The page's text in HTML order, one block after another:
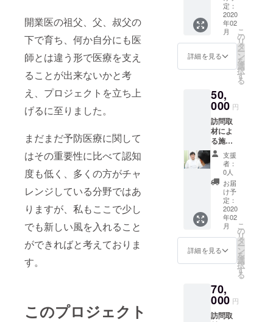
開業医の祖父、父、叔父の
下で育ち、何か自分にも医
師とは違う形で医療を支え
ることが出来ないかと考
え、プロジェクトを立ち上
げるに至りました。
まだまだ予防医療に関して
はその重要性に比べて認知
度も低く、多くの方がチャ
レンジしている分野ではあ
りますが、私もここで少し
でも新しい風を入れること
ができればと考えておりま
す。
このプロジェクト
い頂け
るマグ
カップ
をお届
けさせ
ていた
はイ
メージ
とな
り、お
届けす
るデザ
インと
は異な
りま
す。 お
気持ち
ばかり
の品に
はなり
ます
が、是
非お使
く思い
ます。
ライ
ン、ま
たは電
話での
取材で
支援者
様の施
生のご
紹介を
させて
いただ
きま
す。 記
事イ
メージ
はこち
ら
https://
osaka-
kenko.n
et/clinic
/clinic0
04151/
こちら
にお伝
えし、
そちら
の内容
定：
2020
年02
月
詳細を見る
こ
の
リ
タ
ー
ン
を
選
択
す
る
50,
000 円
訪問取
材によ
る施設
紹介記
事の掲
載
50,000
での取
材で支
援者様
の施設
と先生
のご紹
介をさ
せてい
ます。
記事イ
メージ
はこち
支援
者：
0人
お届
け予
定：
2020
年02
月
詳細を見る
こ
の
リ
タ
ー
ン
を
選
択
す
る
70,
000 円
訪問取